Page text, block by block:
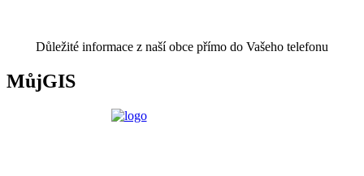
Důležité informace z naší obce přímo do Vašeho telefonu
MůjGIS